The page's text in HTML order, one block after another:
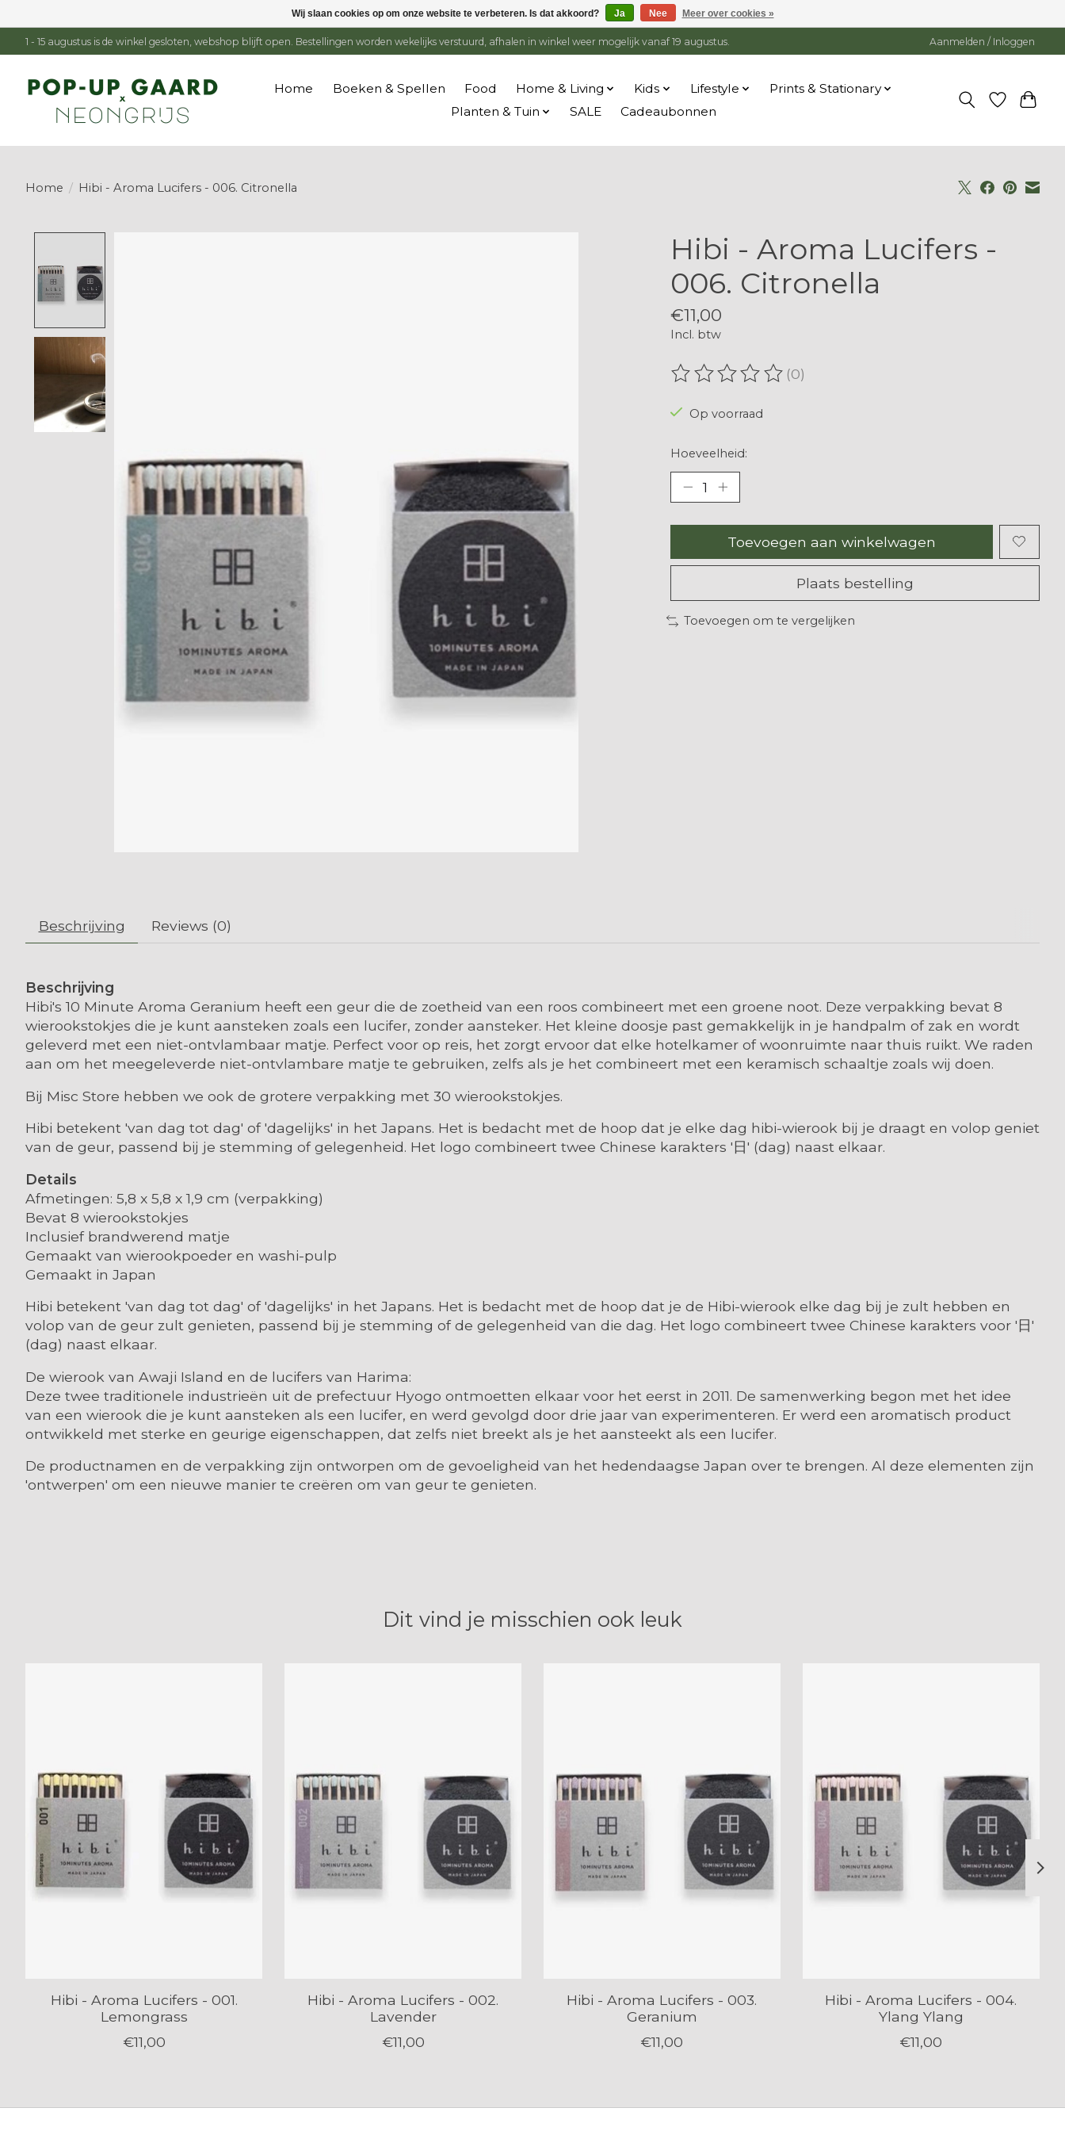
1 - 15 augustus is de winkel gesloten, webshop blijft open. Bestellingen worden wekelijks verstuurd, afhalen in winkel weer mogelijk vanaf 19 augustus. Aanmelden / Inloggen
Home Boeken & Spellen Food Home & Living Kids Lifestyle
Prints & Stationary
Planten & Tuin
SALE Cadeaubonnen
Home / Hibi - Aroma Lucifers - 006. Citronella
Hibi - Aroma Lucifers -
006. Citronella
€11,00
Incl. btw
De beoordeling van dit product is
(0)
Op voorraad
Hoeveelheid:
Toevoegen aan winkelwagen
Plaats bestelling
Toevoegen om te vergelijken
Beschrijving Reviews (0)
Beschrijving
Hibi's 10 Minute Aroma Geranium heeft een geur die de zoetheid van een roos combineert met een groene noot. Deze verpakking bevat 8
wierookstokjes die je kunt aansteken zoals een lucifer, zonder aansteker. Het kleine doosje past gemakkelijk in je handpalm of zak en wordt
geleverd met een niet-ontvlambaar matje. Perfect voor op reis, het zorgt ervoor dat elke hotelkamer of woonruimte naar thuis ruikt. We raden
aan om het meegeleverde niet-ontvlambare matje te gebruiken, zelfs als je het combineert met een keramisch schaaltje zoals wij doen.
Bij Misc Store hebben we ook de grotere verpakking met 30 wierookstokjes.
Hibi betekent 'van dag tot dag' of 'dagelijks' in het Japans. Het is bedacht met de hoop dat je elke dag hibi-wierook bij je draagt ​​en volop geniet
van de geur, passend bij je stemming of gelegenheid. Het logo combineert twee Chinese karakters '日' (dag) naast elkaar.
Details
Afmetingen: 5,8 x 5,8 x 1,9 cm (verpakking)
Bevat 8 wierookstokjes
Inclusief brandwerend matje
Gemaakt van wierookpoeder en washi-pulp
Gemaakt in Japan
Hibi betekent 'van dag tot dag' of 'dagelijks' in het Japans. Het is bedacht met de hoop dat je de Hibi-wierook elke dag bij je zult hebben en
volop van de geur zult genieten, passend bij je stemming of de gelegenheid van die dag. Het logo combineert twee Chinese karakters voor '日'
(dag) naast elkaar.
De wierook van Awaji Island en de lucifers van Harima:
Deze twee traditionele industrieën uit de prefectuur Hyogo ontmoetten elkaar voor het eerst in 2011. De samenwerking begon met het idee
van een wierook die je kunt aansteken als een lucifer, en werd gevolgd door drie jaar van experimenteren. Er werd een aromatisch product
ontwikkeld met sterke en geurige eigenschappen, dat zelfs niet breekt als je het aansteekt als een lucifer.
De productnamen en de verpakking zijn ontworpen om de gevoeligheid van het hedendaagse Japan over te brengen. Al deze elementen zijn
'ontwerpen' om een ​​nieuwe manier te creëren om van geur te genieten.
Dit vind je misschien ook leuk
Hibi - Aroma Lucifers - 001.
Lemongrass
€11,00
Hibi - Aroma Lucifers - 002.
Lavender
€11,00
Hibi - Aroma Lucifers - 003.
Geranium
€11,00
Hibi - Aroma Lucifers - 004.
Ylang Ylang
€11,00
Wij slaan cookies op om onze website te verbeteren. Is dat akkoord? Ja Nee Meer over cookies »